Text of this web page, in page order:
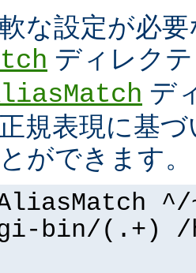
な設定が必
ディレク
デ
規表現に基
ができます
bin/(.+) /